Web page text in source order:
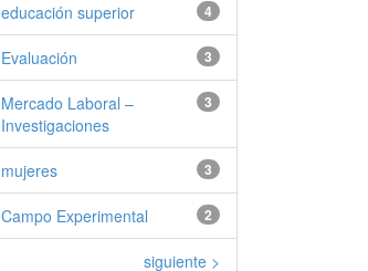
4
educación superior
3
Evaluación
3
Mercado Laboral –
Investigaciones
3
mujeres
2
Campo Experimental
siguiente >